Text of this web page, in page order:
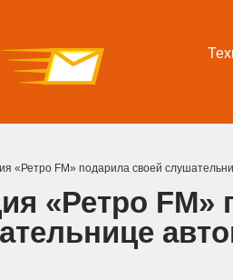
«Ретро FM» подарила своей
«Ретро FM»